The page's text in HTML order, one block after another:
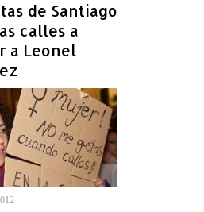
de Santiago
calles a
a Leonel